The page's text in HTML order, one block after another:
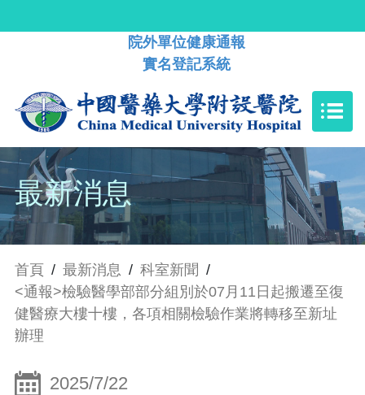
院外單位健康通報
實名登記系統
最新消息
首頁 / 最新消息 / 科室新聞 /
<通報>檢驗醫學部部分組別於07月11日起搬遷至復
健醫療大樓十樓，各項相關檢驗作業將轉移至新址
辦理
2025/7/22